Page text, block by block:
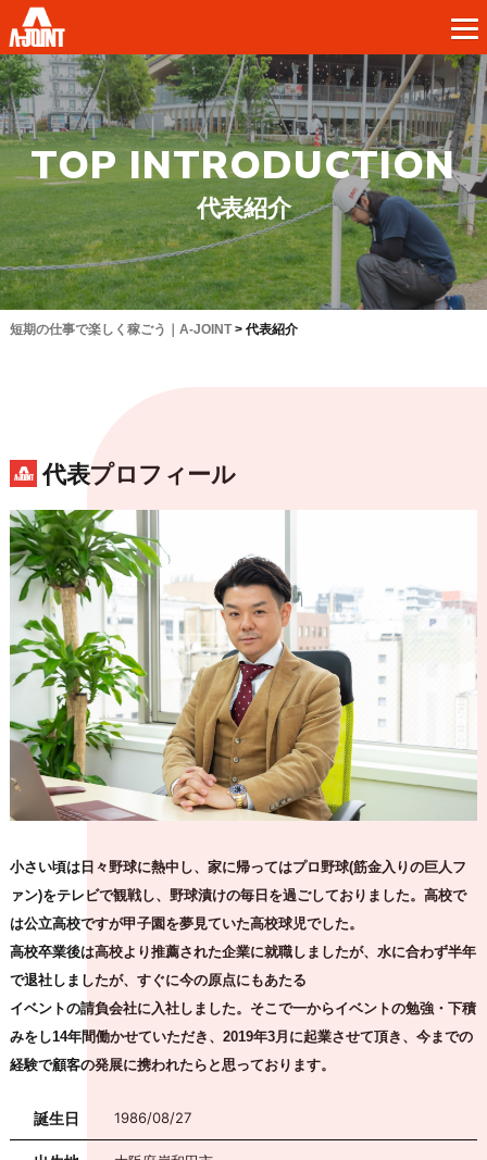
TOP INTRODUCTION
代表紹介
短期の仕事で楽しく稼ごう｜A-JOINT> 代表紹介
代表プロフィール
小さい頃は日々野球に熱中し、家に帰ってはプロ野球(筋金入りの巨人フ
ァン)をテレビで観戦し、野球漬けの毎日を過ごしておりました。高校で
は公立高校ですが甲子園を夢見ていた高校球児でした。
高校卒業後は高校より推薦された企業に就職しましたが、水に合わず半年
で退社しましたが、すぐに今の原点にもあたる
イベントの請負会社に入社しました。そこで一からイベントの勉強・下積
みをし14年間働かせていただき、2019年3月に起業させて頂き、今までの
経験で顧客の発展に携われたらと思っております。
誕生日 1986/08/27